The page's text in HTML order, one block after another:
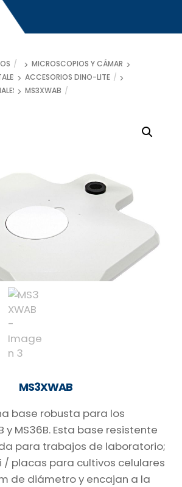
MICROSCOPIOS Y CÁMARAS
DINO-LITE
ACCESORIOS DINO-LITE
MS3XWAB
MS3XWAB
base robusta para los
y MS36B. Esta base resistente
para trabajos de laboratorio;
/ placas para cultivos celulares
de diámetro y encajan a la